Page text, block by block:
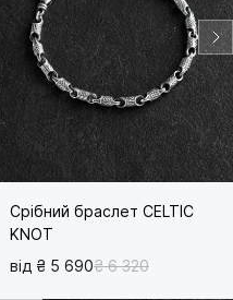
Срібний браслет CELTIC
KNOT
від ₴ 5 690₴ 6 320